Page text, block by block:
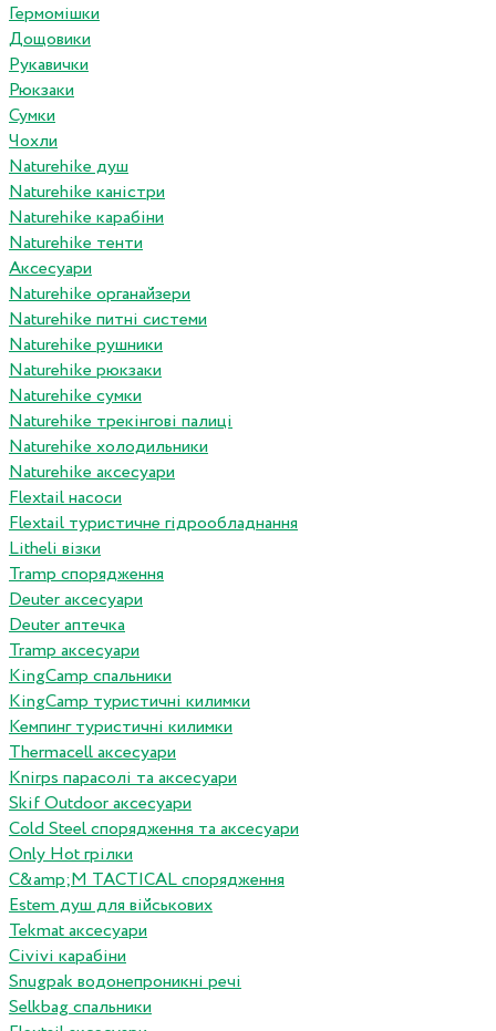
Гермомішки
Дощовики
Рукавички
Рюкзаки
Сумки
Чохли
Naturehike душ
Naturehike каністри
Naturehike карабіни
Naturehike тенти
Аксесуари
Naturehike органайзери
Naturehike питні системи
Naturehike рушники
Naturehike рюкзаки
Naturehike сумки
Naturehike трекінгові палиці
Naturehike холодильники
Naturehike аксесуари
Flextail насоси
Flextail туристичне гідрообладнання
Litheli візки
Tramp спорядження
Deuter аксесуари
Deuter аптечка
Tramp аксесуари
KingCamp спальники
KingCamp туристичні килимки
Кемпинг туристичні килимки
Thermacell аксесуари
Knirps парасолі та аксесуари
Skif Outdoor аксесуари
Cold Steel спорядження та аксесуари
Only Hot грілки
C&amp;M TACTICAL спорядження
Estem душ для військових
Tekmat аксесуари
Сivivi карабіни
Snugpak водонепроникні речі
Selkbag спальники